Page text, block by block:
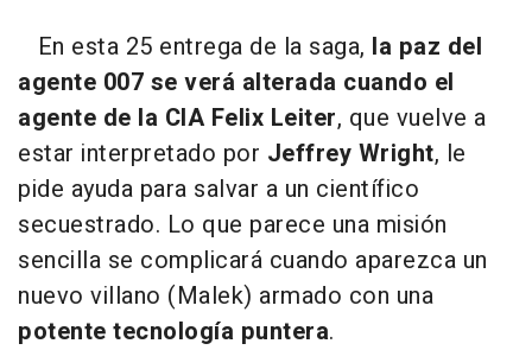
En esta 25 entrega de la saga, la paz del
agente 007 se verá alterada cuando el
agente de la CIA Felix Leiter, que vuelve a
estar interpretado por Jeffrey Wright, le
pide ayuda para salvar a un científico
secuestrado. Lo que parece una misión
sencilla se complicará cuando aparezca un
nuevo villano (Malek) armado con una
potente tecnología puntera.